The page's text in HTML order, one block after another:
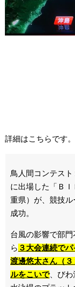
詳細はこちらです。
鳥人間コンテスト
に出場した「Ｂ
重県）が、競技
成功。
台風の影響で部
ら ３大会連続で
渡邊悠太さん（３
ルをこいで、びわ